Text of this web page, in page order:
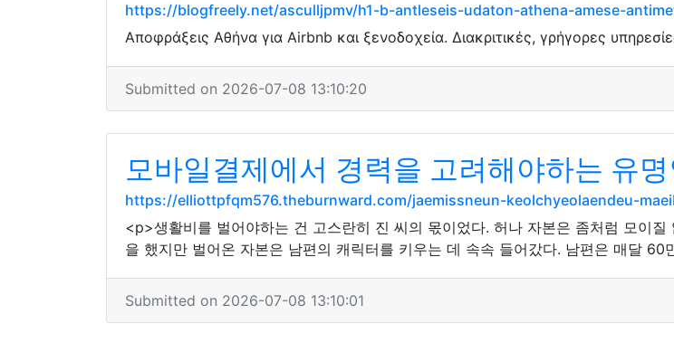
https://blogfreely.net/asculljpmv/h1-b-antleseis-udaton-athena-amese-
Αποφράξεις Αθήνα για Airbnb και ξενοδοχεία. Διακριτικές, γρήγορες
Submitted on 2026-07-08 13:10:20
모바일결제에서 경력을 고려해야하는 유
https://elliottpfqm576.theburnward.com/jaemissneun-keolchyeolaendeu-
<p>생활비를 벌어야하는 건 고스란히 진 씨의 몫이었다. 허나 자본은 좀처럼 모이
을 했지만 벌어온 자본은 남편의 캐릭터를 키우는 데 속속 들어갔다. 남편은 매달
Submitted on 2026-07-08 13:10:01